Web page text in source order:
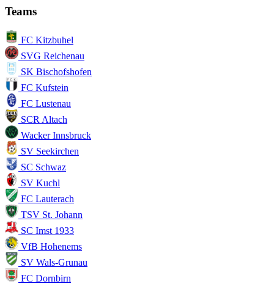
Teams
FC Kitzbuhel
SVG Reichenau
SK Bischofshofen
FC Kufstein
FC Lustenau
SCR Altach
Wacker Innsbruck
SV Seekirchen
SC Schwaz
SV Kuchl
FC Lauterach
TSV St. Johann
SC Imst 1933
VfB Hohenems
SV Wals-Grunau
FC Dornbirn